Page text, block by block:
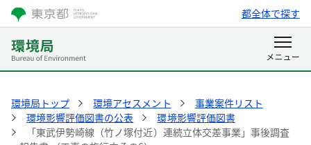
都全体で探す
環境局トップ 環境アセスメント
事業案件リスト
環境影響評価図書の公表
環境影響評価図書
「東武伊勢崎線（竹ノ塚付近）連続立体交差事業」事後調査